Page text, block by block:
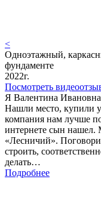
<
Одноэтажный,
фундаменте
2022г.
Посмотреть
Я Валентина
Нашли место, купили
компания нам лучше
интернете сын
«Лесничий».
строить,
делать…
Подробнее